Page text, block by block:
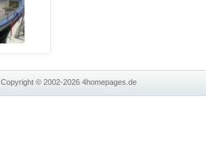
Copyright © 2002-2026 4homepages.de